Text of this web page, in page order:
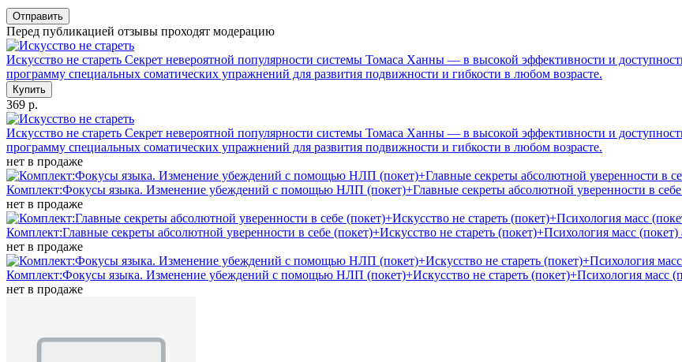
Отправить
Перед публикацией отзывы проходят модерацию
Искусство не стареть Секрет невероятной популярности системы Томаса Ханны — в высокой эффективности и
программу специальных соматических упражнений для развития подвижности и гибкости в любом возрасте.
Купить
369 р.
Искусство не стареть Секрет невероятной популярности системы Томаса Ханны — в высокой эффективности и
программу специальных соматических упражнений для развития подвижности и гибкости в любом возрасте.
нет в продаже
Комплект:Фокусы языка. Изменение убеждений с помощью НЛП (покет)+Главные секреты абсолютной уверенности в
нет в продаже
Комплект:Главные секреты абсолютной уверенности в себе (покет)+Искусство не стареть (покет)+Психология масс (покет)
нет в продаже
Комплект:Фокусы языка. Изменение убеждений с помощью НЛП (покет)+Искусство не стареть (покет)+Психология масс
нет в продаже